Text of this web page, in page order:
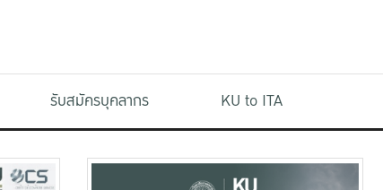
รับสมัครบุคลากร KU to ITA